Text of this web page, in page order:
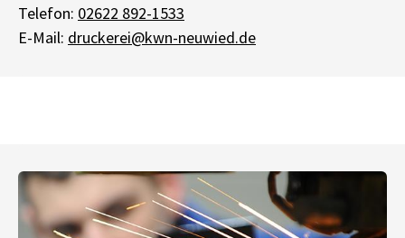
Telefon: 02622 892-1533
E-Mail: druckerei@kwn-neuwied.de